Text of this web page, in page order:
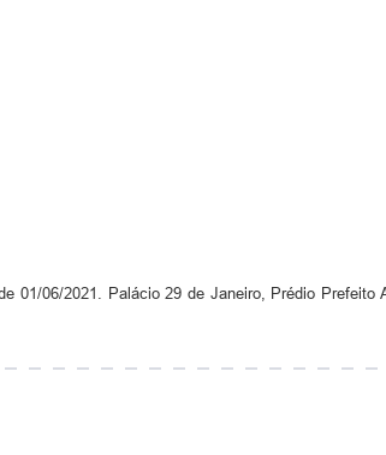
06/2021. Palácio 29 de Janeiro, Prédio Prefeito